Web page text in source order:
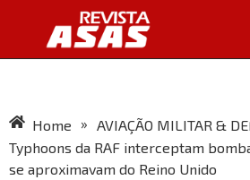
Home » AVIAÇÃO MILITAR &
Typhoons da RAF interceptam
se aproximavam do Reino Unido